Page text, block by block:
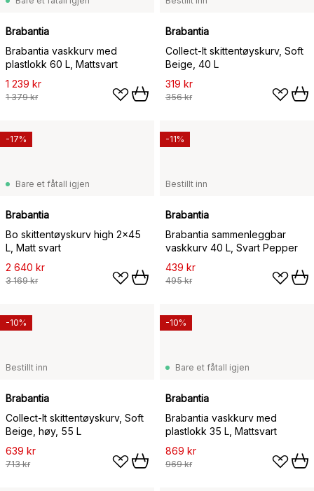
Brabantia
Brabantia vaskkurv med
plastlokk 60 L, Mattsvart
1 239 kr
1 379 kr
Brabantia
Collect-It skittentøyskurv, Soft
Beige, 40 L
319 kr
356 kr
Bare et fåtall igjen
Brabantia
Bo skittentøyskurv high 2x45
L, Matt svart
2 640 kr
3 169 kr
-17%
Bestillt inn
Brabantia
Brabantia sammenleggbar
vaskkurv 40 L, Svart Pepper
439 kr
495 kr
-11%
Bestillt inn
Brabantia
Collect-It skittentøyskurv, Soft
Beige, høy, 55 L
639 kr
713 kr
-10%
Bare et fåtall igjen
Brabantia
Brabantia vaskkurv med
plastlokk 35 L, Mattsvart
869 kr
969 kr
-10%